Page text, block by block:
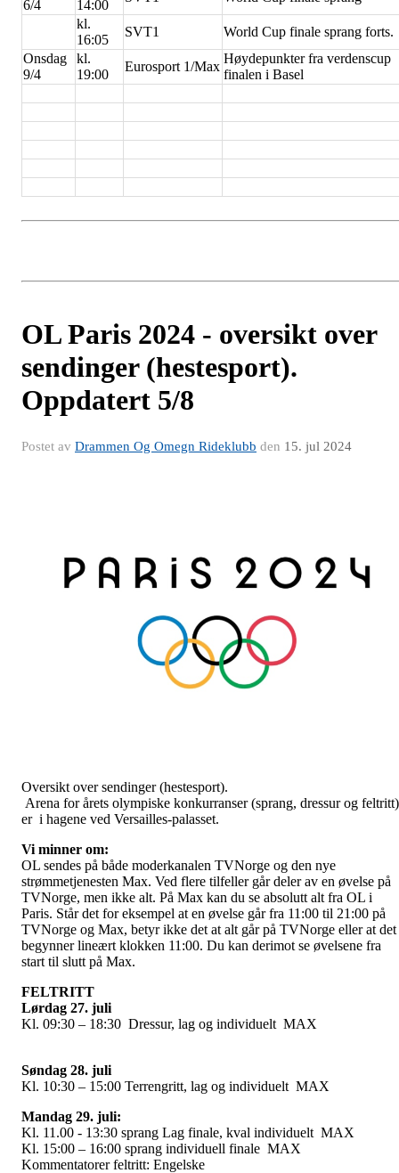
6/4 14:00
kl.
16:05
SVT1
World Cup finale sprang forts.
Onsdag
9/4
kl.
19:00
Eurosport 1/Max
Høydepunkter fra verdenscup
finalen i Basel
OL Paris 2024 - oversikt over
sendinger (hestesport).
Oppdatert 5/8
Postet av Drammen Og Omegn Rideklubb den 15. jul 2024
Oversikt over sendinger (hestesport).
Arena for årets olympiske konkurranser (sprang, dressur og feltritt)
er i hagene ved Versailles-palasset.
Vi minner om:
OL sendes på både moderkanalen TVNorge og den nye
strømmetjenesten Max. Ved flere tilfeller går deler av en øvelse på
TVNorge, men ikke alt. På Max kan du se absolutt alt fra OL i
Paris. Står det for eksempel at en øvelse går fra 11:00 til 21:00 på
TVNorge og Max, betyr ikke det at alt går på TVNorge eller at det
begynner lineært klokken 11:00. Du kan derimot se øvelsene fra
start til slutt på Max.
FELTRITT
Lørdag 27. juli
Kl. 09:30 – 18:30 Dressur, lag og individuelt
Søndag 28. juli
Kl. 10:30 – 15:00 Terrengritt, lag og individuelt MAX
Mandag 29. juli:
Kl. 11.00 - 13:30 sprang Lag finale, kval individuelt MAX
Kl. 15:00 – 16:00 sprang individuell finale MAX
Kommentatorer feltritt: Engelske